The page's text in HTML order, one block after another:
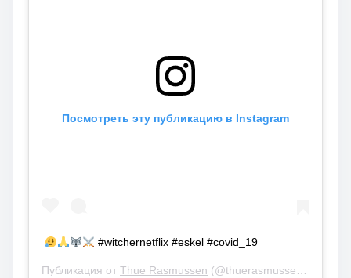
Посмотреть эту публикацию в Instagram
#witchernetflix #eskel #covid_19
Публикация от Thue Rasmussen (@thuerasmussen)